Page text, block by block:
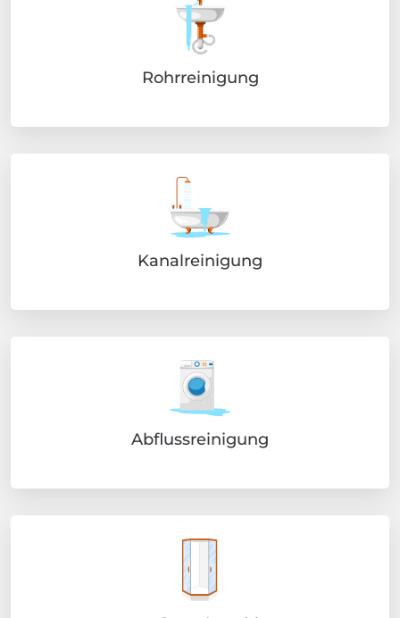
Rohrreinigung
Kanalreinigung
Abflussreinigung